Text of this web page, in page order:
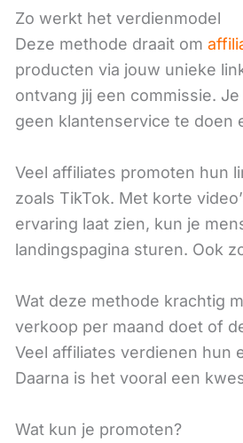
Zo werkt het verdienmodel
Deze methode draait om
producten via jouw unieke
ontvang jij een commissie.
geen klantenservice te doen
Veel affiliates promoten hun
zoals TikTok. Met korte
ervaring laat zien, kun je
landingspagina sturen. Ook
Wat deze methode krachtig
verkoop per maand doet of
Veel affiliates verdienen hun
Daarna is het vooral een
Wat kun je promoten?